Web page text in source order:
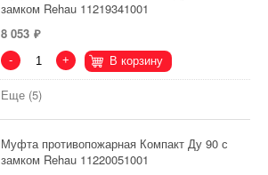
замком Rehau 11219341001
8 053
- + В корзину
Еще (5)
Муфта противопожарная Компакт Ду 90 с
замком Rehau 11220051001